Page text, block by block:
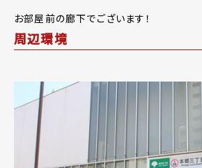
お部屋前の廊下でございます！
周辺環境